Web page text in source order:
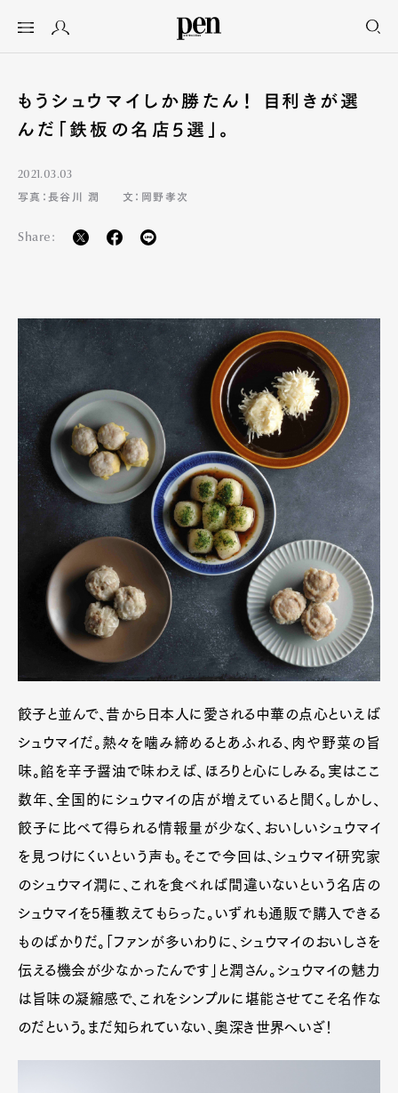
もうシュウマイしか勝たん！ 目利きが選
んだ「鉄板の名店5選」。
2021.03.03
写真：長谷川 潤
文：岡野孝次
Share:
餃子と並んで、昔から日本人に愛される中華の点心といえば
シュウマイだ。熱々を噛み締めるとあふれる、肉や野菜の旨
味。餡を辛子醤油で味わえば、ほろりと心にしみる。実はここ
数年、全国的にシュウマイの店が増えていると聞く。しかし、
餃子に比べて得られる情報量が少なく、おいしいシュウマイ
を見つけにくいという声も。そこで今回は、シュウマイ研究家
のシュウマイ潤に、これを食べれば間違いないという名店の
シュウマイを5種教えてもらった。いずれも通販で購入できる
ものばかりだ。「ファンが多いわりに、シュウマイのおいしさを
伝える機会が少なかったんです」と潤さん。シュウマイの魅力
は旨味の凝縮感で、これをシンプルに堪能させてこそ名作な
のだという。まだ知られていない、奥深き世界へいざ！